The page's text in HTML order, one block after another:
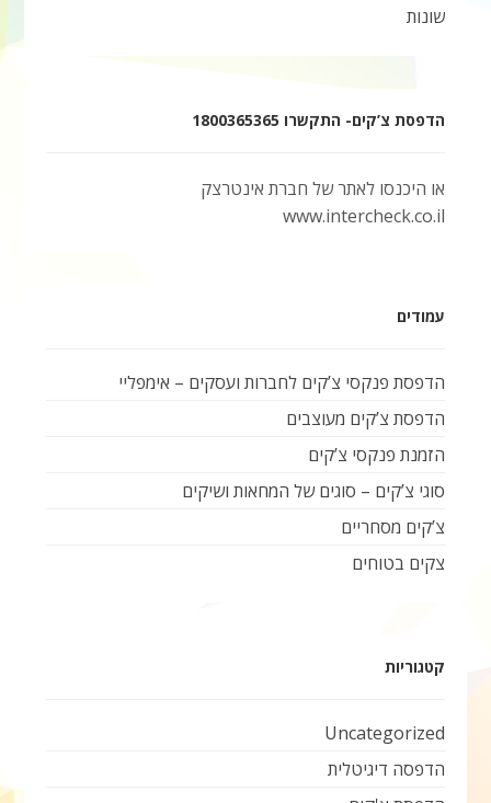
שונות
הדפסת צ’קים- התקשרו 1800365365
או היכנסו לאתר של חברת אינטרצק
www.intercheck.co.il
עמודים
הדפסת פנקסי צ’קים לחברות ועסקים – אימפליי
הדפסת צ’קים מעוצבים
הזמנת פנקסי צ’קים
סוגי צ’קים – סוגים של המחאות ושיקים
צ’קים מסחריים
צקים בטוחים
קטגוריות
Uncategorized
הדפסה דיגיטלית